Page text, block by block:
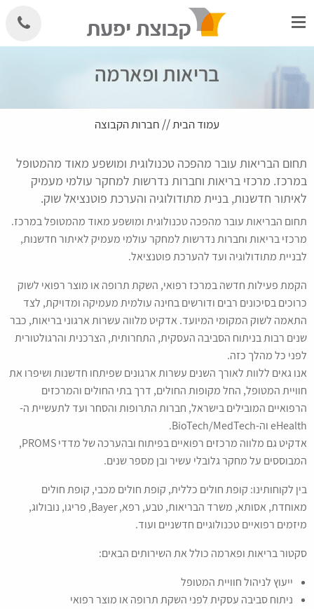
to
בריאות ופארמה
עמוד הבית// חברות הקבוצה
תחום הבריאות עובר מהפכה טכנולוגית ומושפע מאוד מהמטופל
במרכז. מרכזי בריאות וחברות נדרשות למחקר עולמי מעמיק
לאיתור חדשנות, בניית מתודולוגיה והערכת פוטנציאל שוק.
תחום הבריאות עובר מהפכה טכנולוגית ומושפע מאוד מהמטופל במרכז.
מרכזי בריאות וחברות נדרשות למחקר עולמי מעמיק לאיתור חדשנות,
לבניית מתודולוגיה ועד להערכת פוטנציאל.
הקמת פעילות חדשה במרכז רפואי, השקת תרופה או מוצר רפואי לשוק
כרוכים בסיכונים רבים ודורשים בחינה עולמית מעמיקה ומדויקת, לצד
התאמה לשוק המקומי המיועד. אדקיט מלווה עשרות ארגוני בריאות, כבר
שנים רבות בניתוח הסביבה העסקית, התחרותית, הצרכנית והרגולטורית
לפני כל מהלך כזה.
אנו גאים ללוות לאורך השנים עשרות ארגונים שפיתחו חדשנות ושיפרו את
חוויית המטופל, החל מקופות החולים, דרך בתי החולים והמרכזים
הרפואיים המובילים בישראל, חברות התרופות והסחר ועד לתעשיית ה-
eHealth וה-BioTech/MedTech.
אדקיט גם מלווה מרכזים רפואיים בפיתוח ובהערכה של מדדי PROMS,
המבוססים על מחקר גלובלי עשיר ובן מספר שנים.
בין לקוחותינו: קופת חולים כללית, קופת חולים מכבי, קופת חולים
מאוחדת, אסותא, משרד הבריאות, טבע, רפא, Bayer, פריגו, נובולוג,
מיזמים רפואיים טכנולוגיים חדשניים ועוד.
סקטור בריאות ופארמה כולל את השירותים הבאים:
ייעוץ לניהול חוויית המטופל
ניתוח סביבה עסקית לפני השקת תרופה או מוצר רפואי